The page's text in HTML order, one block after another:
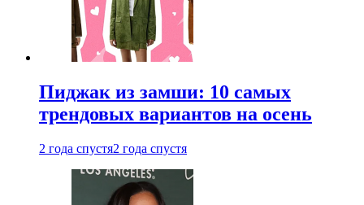
Пиджак из замши: 10 самых
трендовых вариантов на осень
2 года спустя2 года спустя